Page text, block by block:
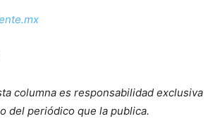
columna es responsabilidad exclusiva
del periódico que la publica.